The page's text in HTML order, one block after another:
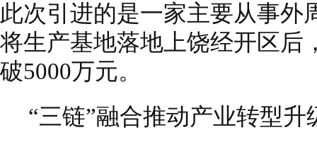
此次引进的是一家主要从事外
将生产基地落地上饶经开区后
破5000万元。
“三链”融合推动产业转型升